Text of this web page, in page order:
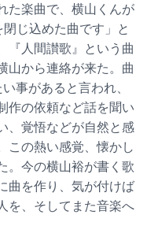
た楽曲で、横山くんが
じ込めた曲です」と
『人間讃歌』という曲
山から連絡が来た。曲
事があると言われ、
作の依頼など話を聞い
、覚悟などが自然と感
この熱い感覚、懐かし
。今の横山裕が書く歌
曲を作り、気が付けば
を、そしてまた音楽へ